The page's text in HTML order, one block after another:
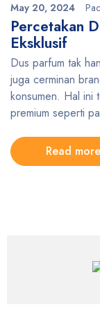
May 20, 2024
Percetakan
Eksklusif
Dus parfum tak
juga cerminan
konsumen. Hal ini
premium seperti
Read more